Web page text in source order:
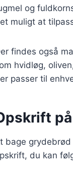
og
muligt at
findes også
hvidløg,
passer til
bage
du kan